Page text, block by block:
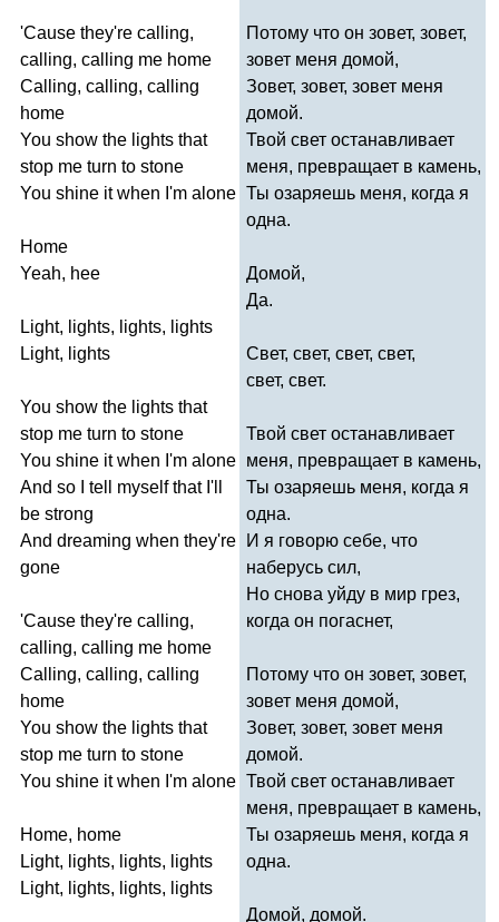
'Cause they're calling,
calling, calling me home
Calling, calling, calling
home
You show the lights that
stop me turn to stone
You shine it when I'm alone
Home
Yeah, hee
Light, lights, lights, lights
Light, lights
You show the lights that
stop me turn to stone
You shine it when I'm alone
And so tell myself that I'll
be strong
And dreaming when they're
gone
'Cause they're calling,
calling, calling me home
Calling, calling, calling
home
You show the lights that
stop me turn to stone
You shine it when I'm alone
Home, home
Light, lights, lights, lights
Light, lights, lights, lights
Потому что он зовет, зовет,
зовет меня домой,
Зовет, зовет, зовет меня
домой.
Твой свет останавливает
меня, превращает в камень,
Ты озаряешь меня, когда я
одна.
Домой,
Да.
Свет, свет, свет, свет,
свет, свет.
Твой свет останавливает
меня, превращает в камень,
Ты озаряешь меня, когда я
одна.
И я говорю себе, что
наберусь сил,
Но снова уйду в мир грез,
когда он погаснет,
Потому что он зовет, зовет,
зовет меня домой,
Зовет, зовет, зовет меня
домой.
Твой свет останавливает
меня, превращает в камень,
Ты озаряешь меня, когда я
одна.
Домой, домой.